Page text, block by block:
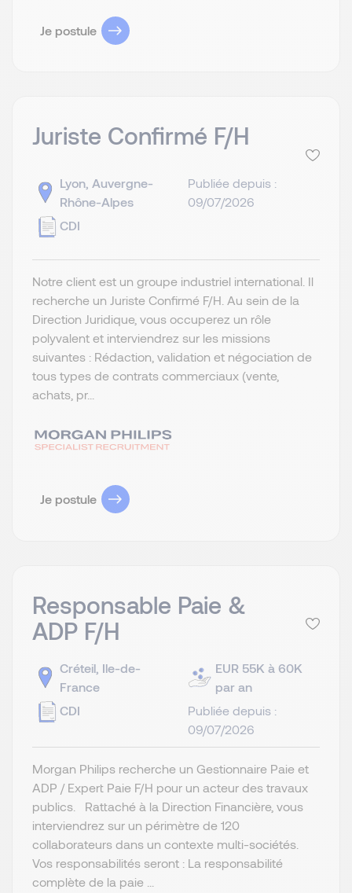
Je postule
Juriste Confirmé F/H
Lyon, Auvergne-
Rhône-Alpes
CDI
Publiée depuis :
09/07/2026
Notre client est un groupe industriel international. Il
recherche un Juriste Confirmé F/H. Au sein de la
Direction Juridique, vous occuperez un rôle
polyvalent et interviendrez sur les missions
suivantes : Rédaction, validation et négociation de
tous types de contrats commerciaux (vente,
achats, pr...
Je postule
Responsable Paie &
ADP F/H
Créteil, Ile-de-
France
CDI
EUR 55K à 60K
par an
Publiée depuis :
09/07/2026
Morgan Philips recherche un Gestionnaire Paie et
ADP / Expert Paie F/H pour un acteur des travaux
publics. Rattaché à la Direction Financière, vous
interviendrez sur un périmètre de 120
collaborateurs dans un contexte multi-sociétés.
Vos responsabilités seront : La responsabilité
complète de la paie ...